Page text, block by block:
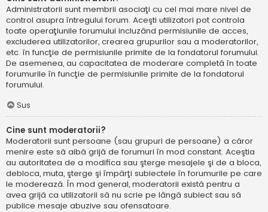
Administratorii sunt membrii asociaţi cu cel mai mare nivel de
control asupra întregului forum. Aceşti utilizatori pot controla
toate operaţiunile forumului incluzând permisiunile de acces,
excluderea utilizatorilor, crearea grupurilor sau a moderatorilor,
etc. în funcţie de permisiunile primite de la fondatorul forumului.
De asemenea, au capacitatea de moderare completă în toate
forumurile în funcţie de permisiunile primite de la fondatorul
forumului.
Sus
Cine sunt moderatorii?
Moderatorii sunt persoane (sau grupuri de persoane) a căror
menire este să aibă grijă de forumuri în mod constant. Aceştia
au autoritatea de a modifica sau şterge mesajele şi de a bloca,
debloca, muta, şterge şi împărţi subiectele în forumurile pe care
le moderează. În mod general, moderatorii există pentru a
avea grijă ca utilizatorii să nu scrie pe lângă subiect sau să
publice mesaje abuzive sau ofensatoare.